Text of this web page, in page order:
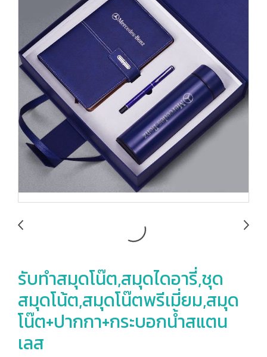
รับทำสมุดโน๊ต,สมุดไดอารี่,ชุด
สมุดโน้ต,สมุดโน๊ตพรีเมี่ยม,สมุด
โน๊ต+ปากกา+กระบอกน้ำสแตน
เลส